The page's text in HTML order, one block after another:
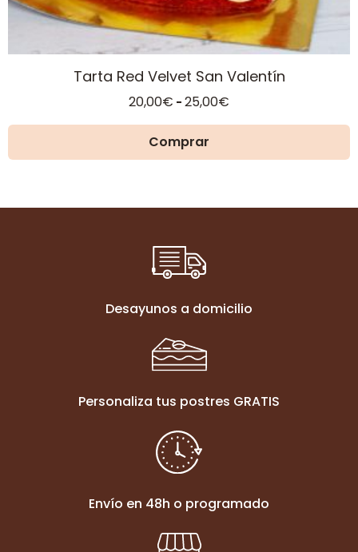
Tarta Red Velvet San Valentín
20,00€ - 25,00€
20,00€
Comprar
Desayunos a domicilio
Personaliza tus postres GRATIS
Envío en 48h o programado